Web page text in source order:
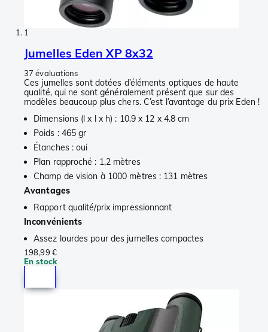
1
Jumelles Eden XP 8x32
37 évaluations
Ces jumelles sont dotées d’éléments optiques de haute
qualité, qui ne sont généralement présent que sur des
modèles beaucoup plus chers. C’est l’avantage du prix Eden !
Dimensions (l x l x h) : 10.9 x 12 x 4.8 cm
Poids : 465 gr
Étanches : oui
Plan rapproché : 1,2 mètres
Champ de vision à 1000 mètres : 131 mètres
Avantages
Rapport qualité/prix impressionnant
Inconvénients
Assez lourdes pour des jumelles compactes
198,99 €
En stock